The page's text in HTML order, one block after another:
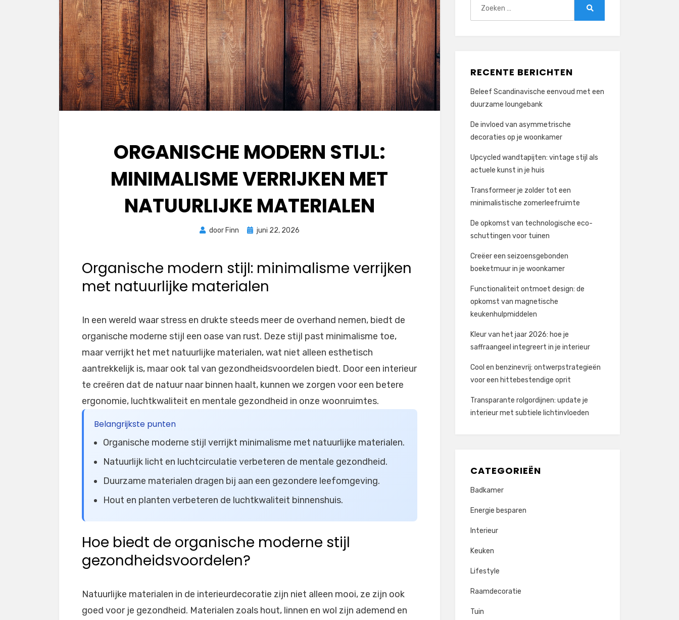
ORGANISCHE MODERN STIJL:
MINIMALISME VERRIJKEN MET
NATUURLIJKE MATERIALEN
door Finn
Geplaatst
juni 22, 2026
Organische modern stijl: minimalisme verrijken
met natuurlijke materialen
In een wereld waar stress en drukte steeds meer de overhand nemen, biedt de
organische moderne stijl een oase van rust. Deze stijl past minimalisme toe,
maar verrijkt het met natuurlijke materialen, wat niet alleen esthetisch
aantrekkelijk is, maar ook tal van gezondheidsvoordelen biedt. Door een interieur
te creëren dat de natuur naar binnen haalt, kunnen we zorgen voor een betere
ergonomie, luchtkwaliteit en mentale gezondheid in onze woonruimtes.
Belangrijkste punten
Organische moderne stijl verrijkt minimalisme met natuurlijke materialen.
Natuurlijk licht en luchtcirculatie verbeteren de mentale gezondheid.
Duurzame materialen dragen bij aan een gezondere leefomgeving.
Hout en planten verbeteren de luchtkwaliteit binnenshuis.
Hoe biedt de organische moderne stijl
gezondheidsvoordelen?
Natuurlijke materialen in de interieurdecoratie zijn niet alleen mooi, ze zijn ook
goed voor je gezondheid. Materialen zoals hout, linnen en wol zijn ademend en
RECENTE BERICHTEN
Beleef Scandinavische eenvoud met een
duurzame loungebank
De invloed van asymmetrische
decoraties op je woonkamer
Upcycled wandtapijten: vintage stijl als
actuele kunst in je huis
Transformeer je zolder tot een
minimalistische zomerleefruimte
De opkomst van technologische eco-
schuttingen voor tuinen
Creëer een seizoensgebonden
boeketmuur in je woonkamer
Functionaliteit ontmoet design: de
opkomst van magnetische
keukenhulpmiddelen
Kleur van het jaar 2026: hoe je
saffraangeel integreert in je interieur
Cool en benzinevrij: ontwerpstrategieën
voor een hittebestendige oprit
Transparante rolgordijnen: update je
interieur met subtiele lichtinvloeden
CATEGORIEËN
Badkamer
Energie besparen
Interieur
Keuken
Lifestyle
Raamdecoratie
Tuin